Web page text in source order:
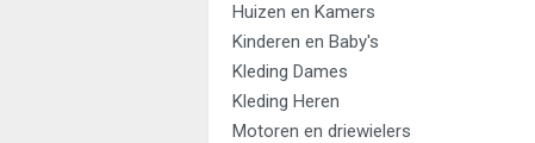
Huizen en Kamers
Kinderen en Baby's
Kleding Dames
Kleding Heren
Motoren en driewielers